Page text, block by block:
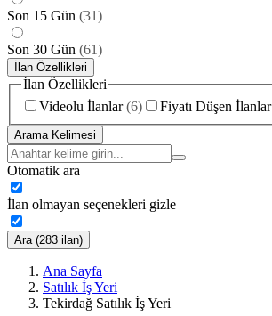
Son 15 Gün (31)
Son 30 Gün (61)
İlan Özellikleri
İlan Özellikleri
Videolu İlanlar (6) Fiyatı Düşen İlanlar
Arama Kelimesi
Otomatik ara
İlan olmayan seçenekleri gizle
Ara (283 ilan)
Ana Sayfa
Satılık İş Yeri
Tekirdağ Satılık İş Yeri